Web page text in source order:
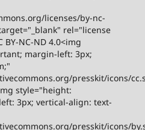
licenses/by-nc-
rel="license
NC-ND 4.0<img
margin-left: 3px;
presskit/icons/
style="height:
3px; vertical-align: text-
presskit/icons/